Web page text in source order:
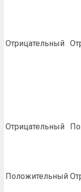
Отрицательный
Отрицательный
Положительный